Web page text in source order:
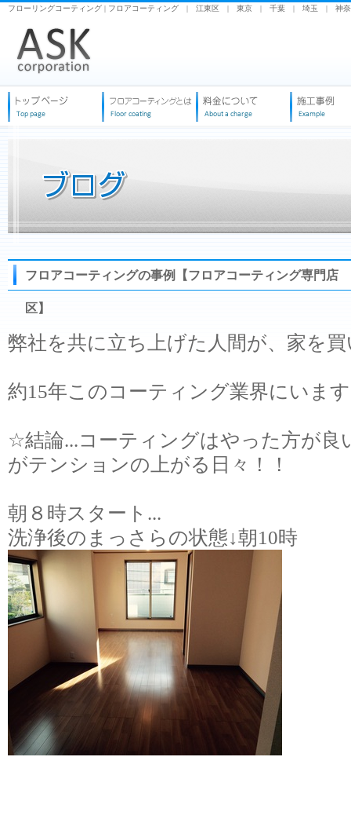
フローリングコーティング | フロアコーティング | 江東区 | 東京 | 千葉 | 埼玉 | 神奈
フロアコーティングの事例【フロアコーティング専門
区】
弊社を共に立ち上げた人間が、家を
約15年このコーティング業界にいま
☆結論...コーティングはやった方が良
がテンションの上がる日々！！
朝８時スタート ...
洗浄後のまっさらの状態↓朝10時